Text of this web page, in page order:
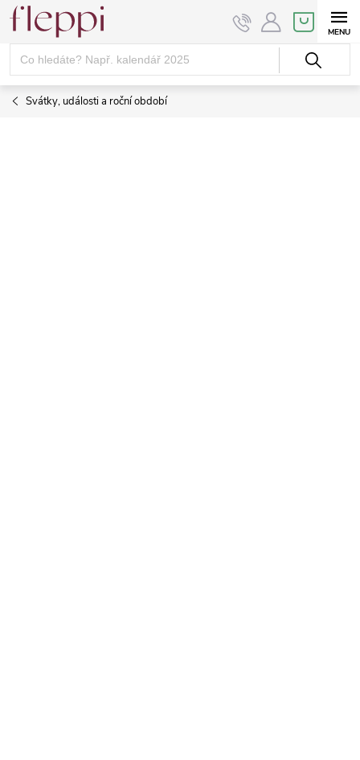
Přejít
obsah
NÁKUPNÍ
KOŠÍK
Svátky, události a roční období